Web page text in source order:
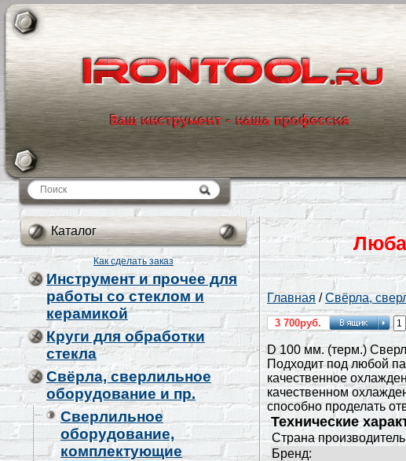
Каталог
Каталог
Как сделать заказ
Инструмент и прочее для
работы со стеклом и
керамикой
Круги для обработки
стекла
Свёрла, сверлильное
оборудование и пр.
Сверлильное
оборудование,
комплектующие
Главная/Свёрла,
3 700руб.
D 100 мм. (терм.)
Подходит под любой
качественное
качественном
способно проделать
Технические
Страна
Бренд: